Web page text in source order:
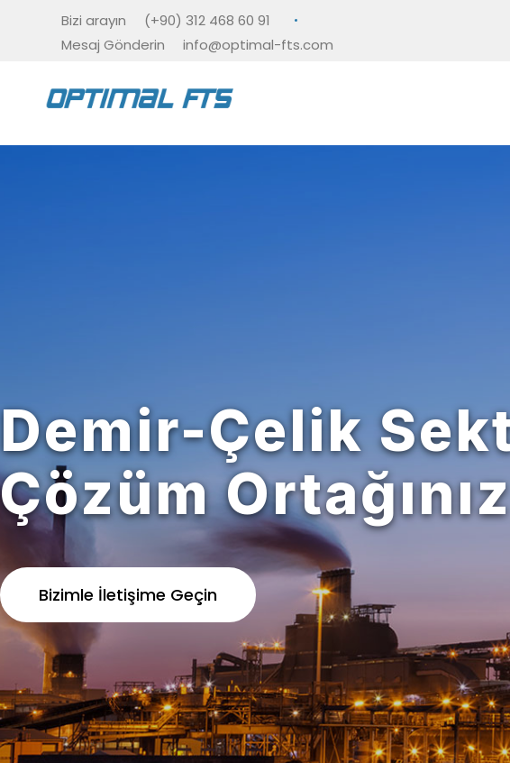
Bizi arayın
(+90) 312 468 60 91
Mesaj Gönderin
info@optimal-fts.com
Demir-Çelik
Çözüm Ortağınız
Bizimle İletişime Geçin